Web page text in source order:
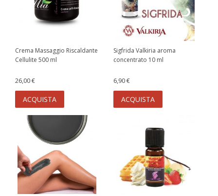
Crema Massaggio Riscaldante
Cellulite 500 ml
26,00 €
ACQUISTA
Sigfrida Valkiria aroma
concentrato 10 ml
6,90 €
ACQUISTA